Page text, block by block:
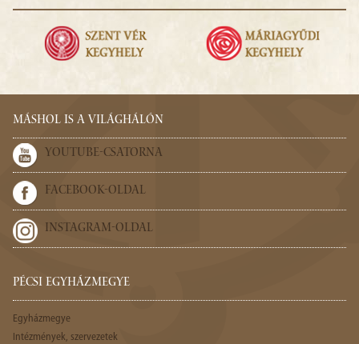
MÁSHOL IS A VILÁGHÁLÓN
YOUTUBE-CSATORNA
FACEBOOK-OLDAL
INSTAGRAM-OLDAL
PÉCSI EGYHÁZMEGYE
Egyházmegye
Intézmények, szervezetek